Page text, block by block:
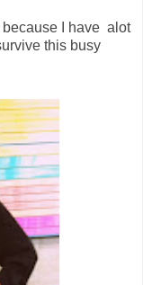
because I have alot
this busy